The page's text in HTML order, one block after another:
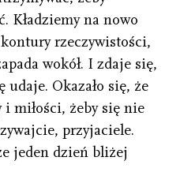
Kładziemy na nowo
rzeczywistości,
wokół. I zdaje się,
Okazało się, że
i miłości, żeby się nie
przyjaciele.
jeden dzień bliżej